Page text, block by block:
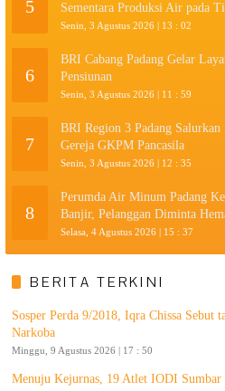
5
Sementara Produksi Air pada
Senin, 3 Agustus 2026 | 13 : 02
6
BRI Cabang Padang Gelar
Pensiunan
Senin, 3 Agustus 2026 | 11 : 59
7
BRI Region 3 Padang Salurkan
Gereja GKPM Pancasila
Senin, 3 Agustus 2026 | 12 : 35
8
Perumda Air Minum Padang
Banjir, Pelanggan Diminta
Selasa, 4 Agustus 2026 | 15 : 37
BERITA TERKINI
Sosper Perda 9/2018, Iqra Chissa Sebut
Narkoba
Minggu, 9 Agustus 2026 | 17 : 50
Menuju Kejurnas, 19 Atlet IODI Sumbar